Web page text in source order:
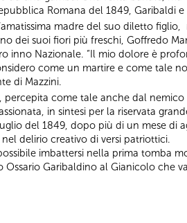
Romana del 1849, Garibaldi
madre del suo diletto
dei suoi fiori più freschi, Goffredo
inno Nazionale. “Il mio dolore è
come un martire e come tale
di Mazzini.
come tale anche dal
in sintesi per la riservata
del 1849, dopo più di un mese di
nel delirio creativo di versi patriottici.
imbattersi nella prima tomba
Garibaldino al Gianicolo che